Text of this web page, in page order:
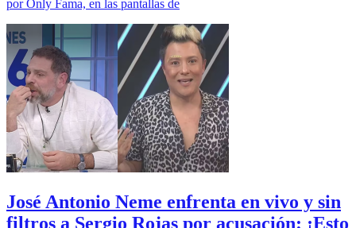
por Only Fama, en las pantallas de
José Antonio Neme enfrenta en vivo y sin
filtros a Sergio Rojas por acusación: ¡Esto